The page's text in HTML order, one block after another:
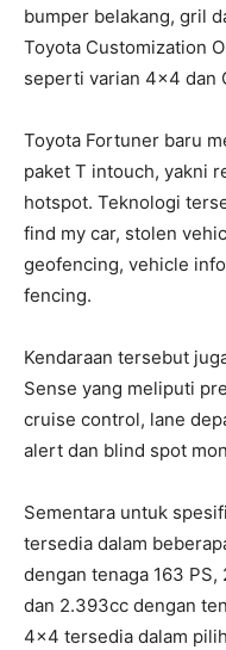
bumper belakang, gril
Toyota Customization
seperti varian 4×4 dan
Toyota Fortuner baru
paket T intouch, yakni
hotspot. Teknologi
find my car, stolen
geofencing, vehicle
fencing.
Kendaraan tersebut
Sense yang meliputi
cruise control, lane
alert dan blind spot
Sementara untuk
tersedia dalam
dengan tenaga 163
dan 2.393cc dengan
4×4 tersedia dalam